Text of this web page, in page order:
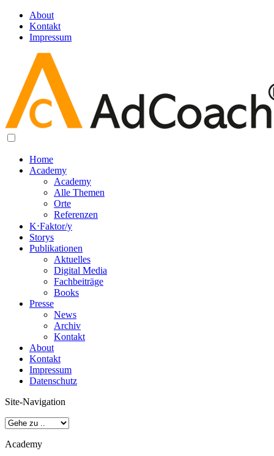
About
Kontakt
Impressum
Home
Academy
Academy
Alle Themen
Orte
Referenzen
K⋅Faktor/y
Storys
Publikationen
Aktuelles
Digital Media
Fachbeiträge
Books
Presse
News
Archiv
Kontakt
About
Kontakt
Impressum
Datenschutz
Site-Navigation
Academy